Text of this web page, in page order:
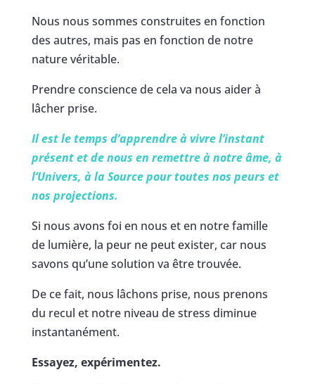
Nous nous sommes construites en fonction
des autres, mais pas en fonction de notre
nature véritable.
Prendre conscience de cela va nous aider à
lâcher prise.
Il est le temps d’apprendre à vivre l’instant
présent et de nous en remettre à notre âme, à
l’Univers, à la Source pour toutes nos peurs et
nos projections.
Si nous avons foi en nous et en notre famille
de lumière, la peur ne peut exister, car nous
savons qu’une solution va être trouvée.
De ce fait, nous lâchons prise, nous prenons
du recul et notre niveau de stress diminue
instantanément.
Essayez, expérimentez.